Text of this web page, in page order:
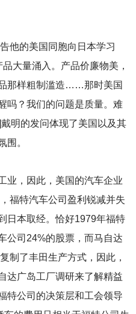
他的美国同胞向日本学习
大量涌入。产品价廉物美，
那样粗制滥造……那时美国
吗？我们的问题是质量。难
明的发问体现了美国以及其
围。
业，因此，美国的汽车企业
福特汽车公司盈利锐减并失
日本取经。恰好1979年福特
公司24%的股票，而马自达
制了丰田生产方式，因此，
达广岛工厂调研来了解精益
特公司的决策层和工会领导